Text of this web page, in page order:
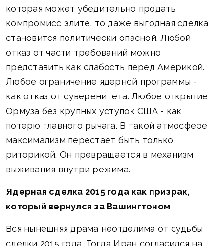
которая может убедительно продать
компромисс элите, то даже выгодная сделка
становится политически опасной. Любой
отказ от части требований можно
представить как слабость перед Америкой.
Любое ограничение ядерной программы -
как отказ от суверенитета. Любое открытие
Ормуза без крупных уступок США - как
потерю главного рычага. В такой атмосфере
максимализм перестает быть только
риторикой. Он превращается в механизм
выживания внутри режима.
Ядерная сделка 2015 года как призрак,
который вернулся за Вашингтоном
Вся нынешняя драма неотделима от судьбы
сделки 2015 года. Тогда Иран согласился на